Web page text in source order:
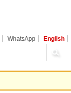
WhatsApp English